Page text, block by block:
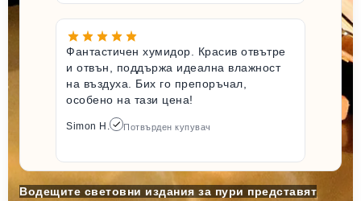
Фантастичен хумидор. Красив отвътре
и отвън, поддържа идеална влажност
на въздуха. Бих го препоръчал,
особено на тази цена!
Simon H. Потвърден купувач
Водещите световни издания за пури представят